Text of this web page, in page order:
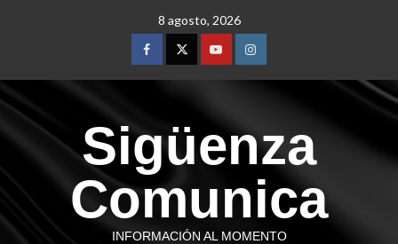
8 agosto, 2026
Sigüenza
Comunica
INFORMACIÓN AL MOMENTO